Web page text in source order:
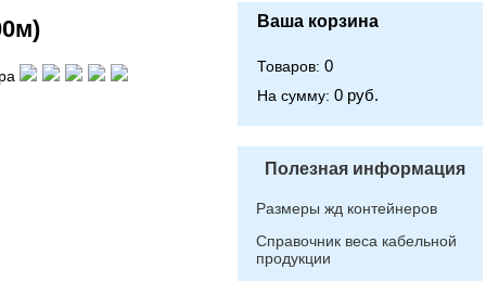
Ваша корзина
Товаров: 0
На сумму: 0 руб.
Полезная информация
Размеры жд контейнеров
Справочник веса кабельной
продукции